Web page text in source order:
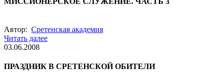
Автор: Сретенская академия
Читать далее
03.06.2008
ПРАЗДНИК В СРЕТЕНСКОЙ ОБИТЕЛИ